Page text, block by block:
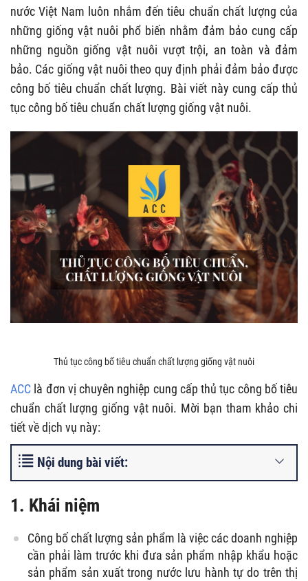
nước Việt Nam luôn nhắm đến tiêu chuẩn chất lượng của
những giống vật nuôi phổ biến nhằm đảm bảo cung cấp
những nguồn giống vật nuôi vượt trội, an toàn và đảm
bảo. Các giống vật nuôi theo quy định phải đảm bảo được
công bố tiêu chuẩn chất lượng. Bài viết này cung cấp thủ
tục công bố tiêu chuẩn chất lượng giống vật nuôi.
Thủ tục công bố tiêu chuẩn chất lượng giống vật nuôi
ACC là đơn vị chuyên nghiệp cung cấp thủ tục công bố tiêu
chuẩn chất lượng giống vật nuôi. Mời bạn tham khảo chi
tiết về dịch vụ này:
Nội dung bài viết:
1. Khái niệm
Công bố chất lượng sản phẩm là việc các doanh nghiệp
cần phải làm trước khi đưa sản phẩm nhập khẩu hoặc
sản phẩm sản xuất trong nước lưu hành tự do trên thị